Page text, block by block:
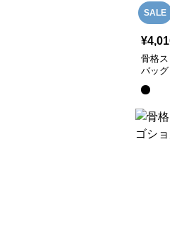
SALE
¥
骨格
バッグ